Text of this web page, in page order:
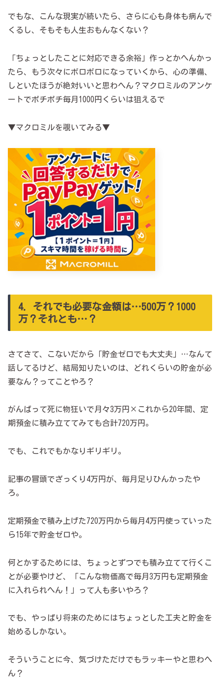
でもな、こんな現実が続いたら、さらに心も身体も病んで
くるし、そもそも人生おもんなくない？
「ちょっとしたことに対応できる余裕」作っとかへんかっ
たら、もう次々にボロボロになっていくから、心の準備、
しといたほうが絶対いいと思わへん？マクロミルのアンケ
ートでポチポチ毎月1000円くらいは狙えるで
▼マクロミルを覗いてみる▼
4．それでも必要な金額は…500万？1000
万？それとも…？
さてさて、こないだから「貯金ゼロでも大丈夫」…なんて
話してるけど、結局知りたいのは、どれくらいの貯金が必
要なん？ってことやろ？
がんばって死に物狂いで月々3万円×これから20年間、定
期預金に積み立ててみても合計720万円。
でも、これでもかなりギリギリ。
記事の冒頭でざっくり4万円が、毎月足りひんかったや
ろ。
定期預金で積み上げた720万円から毎月4万円使っていった
ら15年で貯金ゼロや。
何とかするためには、ちょっとずつでも積み立てて行くこ
とが必要やけど、「こんな物価高で毎月3万円も定期預金
に入れられへん！」って人も多いやろ？
でも、やっぱり将来のためにはちょっとした工夫と貯金を
始めるしかない。
そういうことに今、気づけただけでもラッキーやと思わへ
ん？